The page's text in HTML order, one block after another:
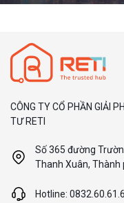
CÔNG TY CỔ PHẦN GIẢI
TƯ RETI
Số 365 đường
Thanh Xuân, Thành
Hotline: